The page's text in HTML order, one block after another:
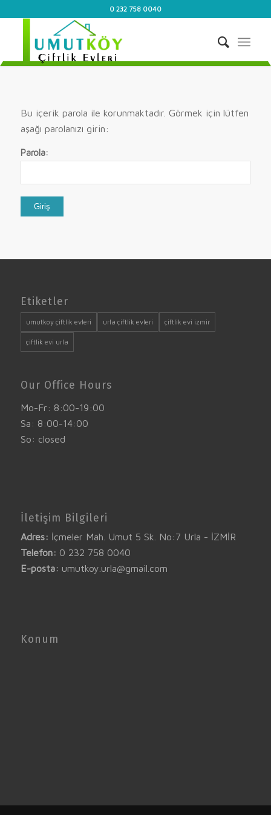
0 232 758 0040
Bu içerik parola ile korunmaktadır. Görmek için lütfen
aşağı parolanızı girin:
Parola:
Etiketler
umutkoy çiftlik evleri urla çiftlik evleri çiftlik evi izmir
çiftlik evi urla
Our Office Hours
Mo-Fr: 8:00-19:00
Sa: 8:00-14:00
So: closed
İletişim Bilgileri
Adres: İçmeler Mah. Umut 5 Sk. No:7 Urla - İZMİR
Telefon: 0 232 758 0040
E-posta: umutkoy.urla@gmail.com
Konum